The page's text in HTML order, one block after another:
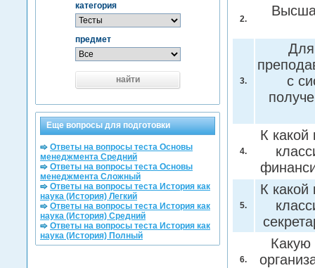
2.
3.
Для
с
4.
К какой
5.
К какой
6.
Какую
категория
предмет
найти
Еще вопросы для подготовки
Ответы на вопросы теста Основы
менеджмента Средний
Ответы на вопросы теста Основы
менеджмента Сложный
Ответы на вопросы теста История как
наука (История) Легкий
Ответы на вопросы теста История как
наука (История) Средний
Ответы на вопросы теста История как
наука (История) Полный